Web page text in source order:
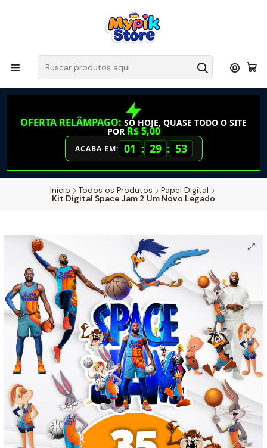
OFERTA RELÂMPAGO: SÓ HOJE, QUASE TODO O SITE
POR R$ 5,00
ACABA EM: 01 : 29 : 52
Início Todos os Produtos
Papel Digital
Kit Digital Space Jam 2 Um Novo Legado